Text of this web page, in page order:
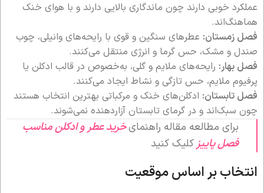
عملکرد خوبی دارند چون ماندگاری بالایی دارند و با هوای خنک
هماهنگ‌اند.
فصل زمستان: عطرهای سنگین و قوی با رایحه‌های وانیلی، چوب
صندل و مشک، حس گرما و انرژی منتقل می‌کنند.
فصل بهار: رایحه‌های ملایم و گلی، به‌خصوص در قالب ادکلن یا
پرفیوم ملایم، حس تازگی و نشاط ایجاد می‌کنند.
فصل تابستان: ادکلن‌های خنک و مرکباتی بهترین انتخاب هستند
چون سبک‌اند و در گرمای تابستان آزاردهنده نمی‌شوند.
برای مطالعه مقاله راهنمایخرید عطر و ادکلن مناسب
فصل پاییزکلیک کنید
انتخاب بر اساس موقعیت